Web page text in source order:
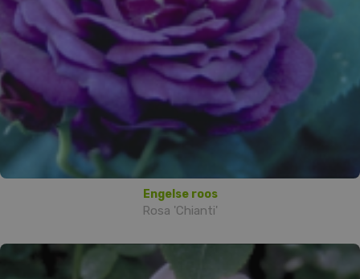
Engelse roos
Rosa 'Chianti'